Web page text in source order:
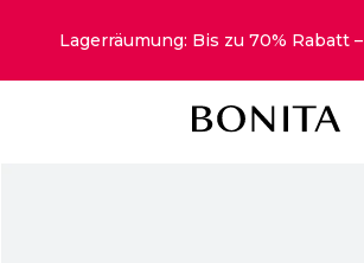
Lagerräumung: Bis zu 70% Rabatt –